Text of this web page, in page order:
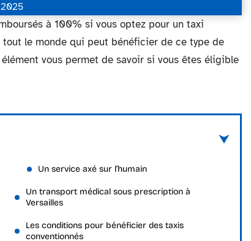
à 100% si vous optez pour un taxi
tout le monde qui peut bénéficier de ce type de
vous permet de savoir si vous êtes éligible
Un service axé sur l’humain
Un transport médical sous prescription à
Versailles
Les conditions pour bénéficier des taxis
conventionnés